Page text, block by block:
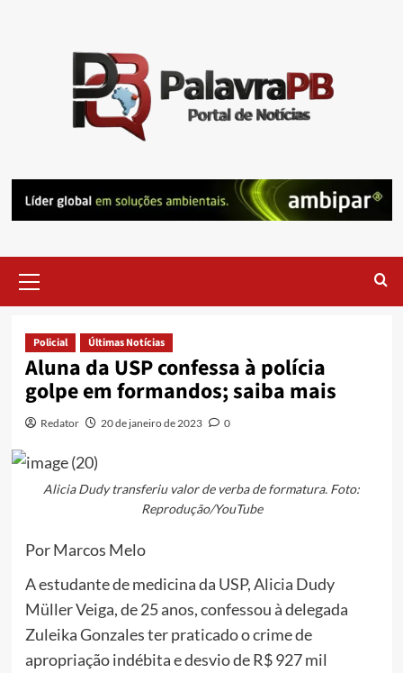
Menu
Policial Últimas Notícias
Aluna da USP confessa à polícia
golpe em formandos; saiba mais
Redator 20 de janeiro de 2023 0
Alicia Dudy transferiu valor de verba de formatura. Foto:
Reprodução/YouTube
Por Marcos Melo
A estudante de medicina da USP, Alicia Dudy
Müller Veiga, de 25 anos, confessou à delegada
Zuleika Gonzales ter praticado o crime de
apropriação indébita e desvio de R$ 927 mil